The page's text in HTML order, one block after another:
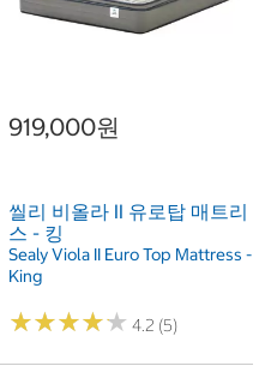
919,000원
씰리 비올라 II 유로탑 매트리
스 - 킹
Sealy Viola II Euro Top Mattress -
King
★★★★★
★★★★★ 4.2 (5)